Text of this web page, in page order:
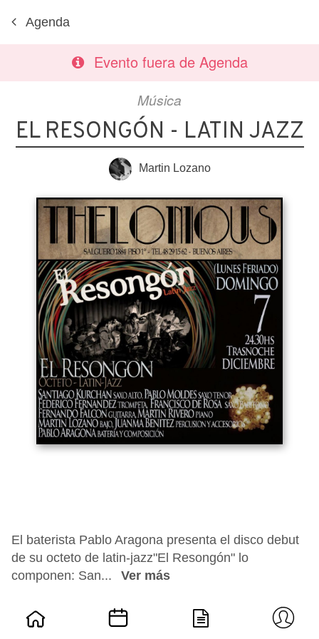
Agenda
Evento fuera de Agenda
Música
EL RESONGÓN - LATIN JAZZ
Martin Lozano
El baterista Pablo Aragona presenta el disco debut
de su octeto de latin-jazz"El Resongón" lo
componen: San...
Ver más